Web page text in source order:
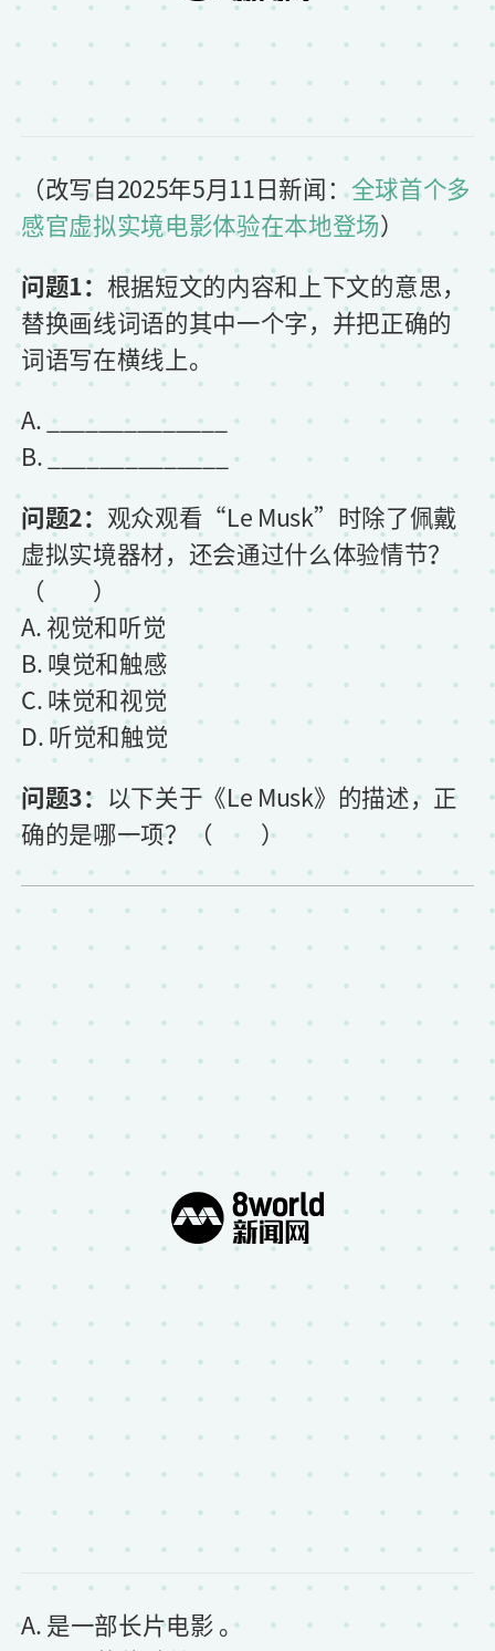
（改写自2025年5月11日新闻：全球首个多
感官虚拟实境电影体验在本地登场）
问题1： 根据短文的内容和上下文的意思，
替换画线词语的其中一个字，并把正确的
词语写在横线上。
A. ______________
B. ______________
问题2： 观众观看“Le Musk”时除了佩戴
虚拟实境器材，还会通过什么体验情节？
（ ）
A. 视觉和听觉
B. 嗅觉和触感
C. 味觉和视觉
D. 听觉和触觉
问题3： 以下关于《Le Musk》的描述，正
确的是哪一项？（ ）
A. 是一部长片电影 。